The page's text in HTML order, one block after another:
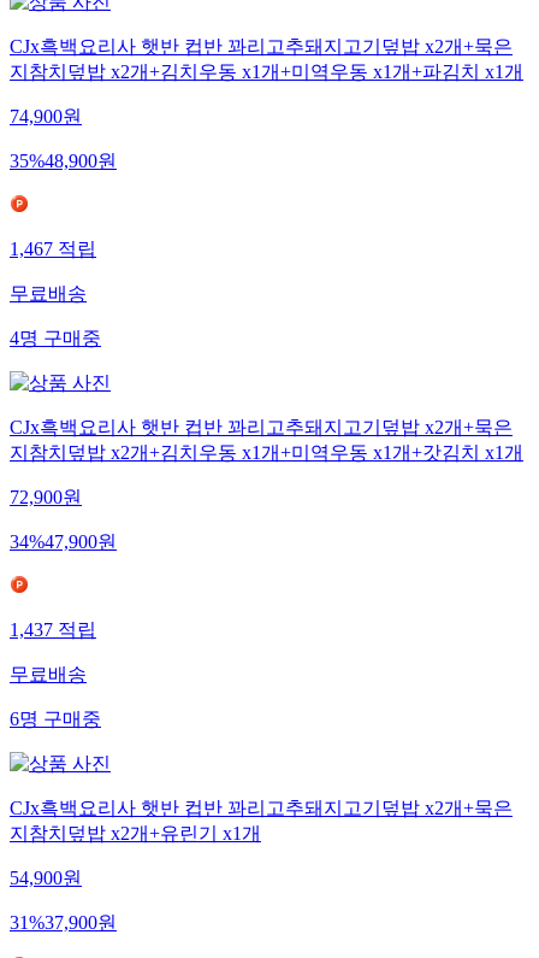
CJx흑백요리사 햇반 컵반 꽈리고추돼지고기덮밥 x2개+묵은
지참치덮밥 x2개+김치우동 x1개+미역우동 x1개+파김치 x1개
74,900원
35%48,900원
1,467적립
무료배송
4명구매중
CJx흑백요리사 햇반 컵반 꽈리고추돼지고기덮밥 x2개+묵은
지참치덮밥 x2개+김치우동 x1개+미역우동 x1개+갓김치 x1개
72,900원
34%47,900원
1,437적립
무료배송
6명구매중
CJx흑백요리사 햇반 컵반 꽈리고추돼지고기덮밥 x2개+묵은
지참치덮밥 x2개+유린기 x1개
54,900원
31%37,900원